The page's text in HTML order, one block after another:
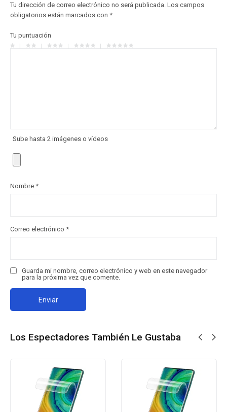
Tu dirección de correo electrónico no será publicada. Los campos
obligatorios están marcados con *
Tu puntuación
Sube hasta 2 imágenes o vídeos
Nombre *
Correo electrónico *
Guarda mi nombre, correo electrónico y web en este navegador
para la próxima vez que comente.
Los Espectadores También Le Gustaba